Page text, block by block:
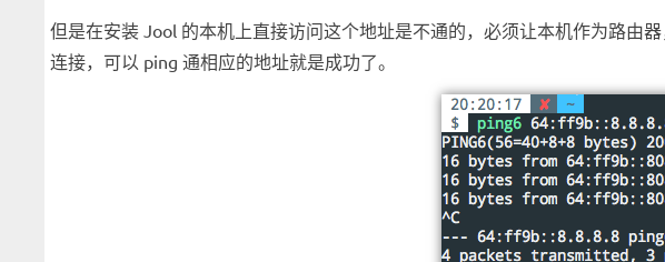
但是在安装 Jool 的本机上直接访问这个地址是不通的，必须让本机作为路由
连接，可以 ping 通相应的地址就是成功了。